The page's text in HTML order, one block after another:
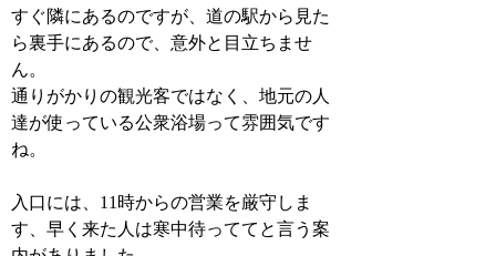
すぐ隣にあるのですが、道の駅から見た
ら裏手にあるので、意外と目立ちませ
ん。
通りがかりの観光客ではなく、地元の人
達が使っている公衆浴場って雰囲気です
ね。
入口には、11時からの営業を厳守しま
す、早く来た人は寒中待っててと言う案